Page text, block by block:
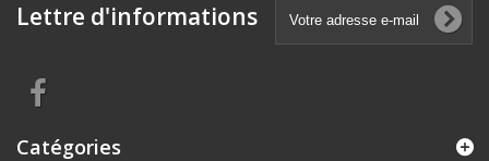
Lettre d'informations
Catégories